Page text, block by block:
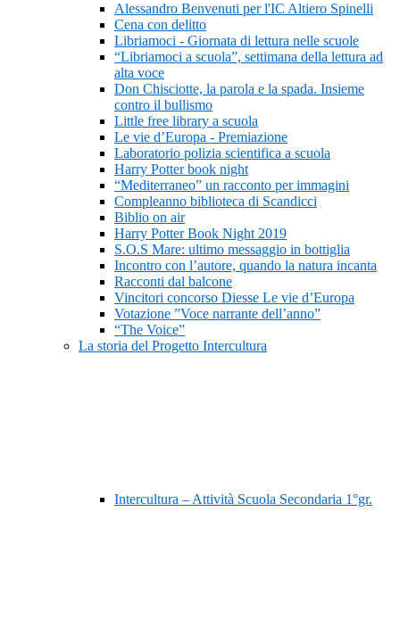
Alessandro Benvenuti per l'IC Altiero Spinelli
Cena con delitto
Libriamoci - Giornata di lettura nelle scuole
“Libriamoci a scuola”, settimana della lettura ad
alta voce
Don Chisciotte, la parola e la spada. Insieme
contro il bullismo
Little free library a scuola
Le vie d’Europa - Premiazione
Laboratorio polizia scientifica a scuola
Harry Potter book night
“Mediterraneo” un racconto per immagini
Compleanno biblioteca di Scandicci
Biblio on air
Harry Potter Book Night 2019
S.O.S Mare: ultimo messaggio in bottiglia
Incontro con l’autore, quando la natura incanta
Racconti dal balcone
Vincitori concorso Diesse Le vie d’Europa
Votazione ”Voce narrante dell’anno”
“The Voice”
La storia del Progetto Intercultura
Intercultura – Attività Scuola Secondaria 1°gr.